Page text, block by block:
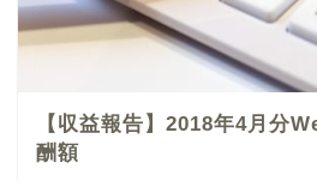
【収益報告】2018年4月分
酬額